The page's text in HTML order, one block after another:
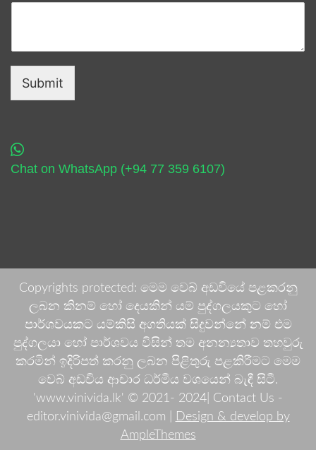
Submit
Chat on WhatsApp (+94 77 359 6107)
Copyrights protected: මෙම වෙබ් අඩවියේ පළකරනු
ලබන කිනම් හෝ දෙයකින් යම් පුද්ගලයකුට හෝ
පාර්ශවයකට යම්කිසි අගතියක් සිදුවන්නේ නම් එම
පුද්ගලයා හෝ පාර්ශවය විසින් තම අනන්‍යතාව තහවුරු
කරමින් ඉදිරිපත් කරනු ලබන පිළිතුරු පළකිරීමට මෙම
වෙබ් අඩවිය ආචාර ධර්මීය වශයෙන් බැඳී සිටී.
'www.vinivida.lk' © 2021- 2024| Contact Us -
editor.vinivida@gmail.com |
Design & develop by
AmpleThemes